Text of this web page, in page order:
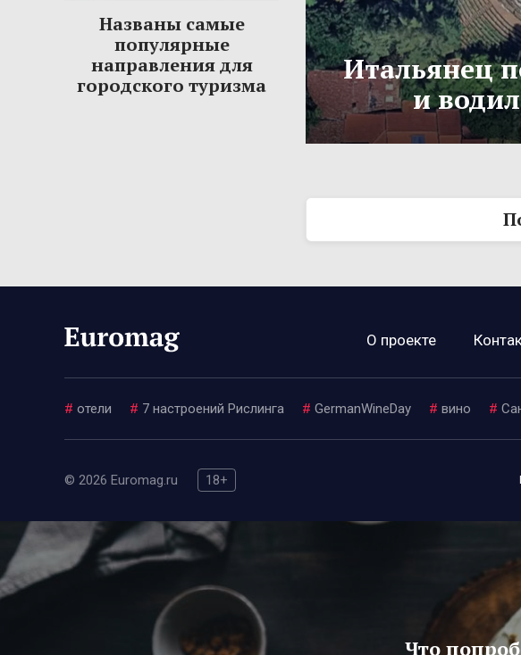
Названы самые
популярные
направления для
городского туризма
Итальянец
и
О проекте
# отели # 7 настроений Рислинга # GermanWineDay # вино #
© 2026 Euromag.ru 18+
Что